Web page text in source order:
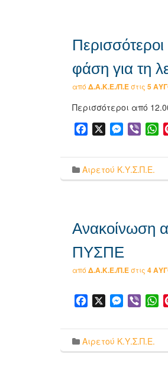
φάση για τη
από Δ.Α.Κ.Ε./Π.Εστις 5
Περισσότεροι από
Facebook Viber
Αιρετού Κ.Υ.Σ.Π.Ε.
Ανακοίνωση
ΠΥΣΠΕ
από Δ.Α.Κ.Ε./Π.Εστις 4
Facebook Viber
Αιρετού Κ.Υ.Σ.Π.Ε.